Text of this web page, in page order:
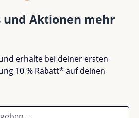
x 20 x 36 cm
in jede Richtung bewegen kann
recycelbarer EPP-Schaum und
ABS
Frankreich und Odense,
gefunden. Teile deine
anderen.
und Aktionen mehr
erhalte bei deiner ersten
10 % Rabatt* auf deinen